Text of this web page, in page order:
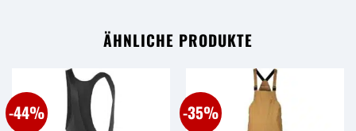
ÄHNLICHE PRODUKTE
-44% -35%